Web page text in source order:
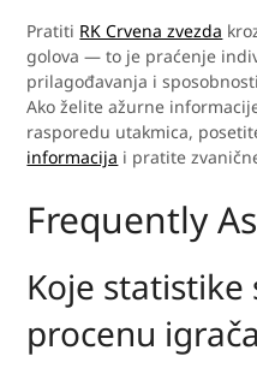
Pratiti RK Crvena zvezda
golova — to je praćenje
prilagođavanja i
Ako želite ažurne
rasporedu utakmica,
informacija i pratite
Frequently
Koje statistike
procenu